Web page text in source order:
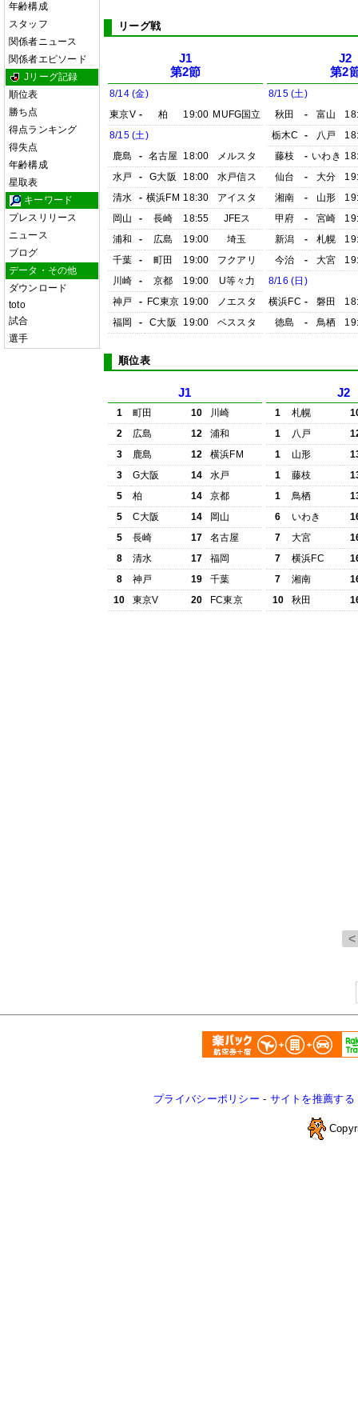
年齢構成
スタッフ
関係者ニュース
関係者エピソード
Jリーグ記録
順位表
勝ち点
得点ランキング
得失点
年齢構成
星取表
キーワード
プレスリリース
ニュース
ブログ
データ・その他
ダウンロード
toto
試合
選手
リーグ戦
J1
第2節
8/14 (金)
東京V - 柏 19:00 MUFG国立
8/15 (土)
鹿島
- 名古屋 18:00
メルスタ
水戸
- G大阪 18:00
水戸信ス
清水
- 横浜FM 18:30
アイスタ
岡山
- 長崎 18:55
JFEス
浦和
- 広島 19:00
埼玉
千葉
- 町田 19:00
フクアリ
川崎
- 京都 19:00
U等々力
神戸
- FC東京 19:00
ノエスタ
福岡
- C大阪 19:00 ベススタ
J2
第2
8/15 (土)
秋田
- 富山
栃木C
- 八戸
藤枝
- いわき
仙台
- 大分
湘南
- 山形
甲府
- 宮崎
新潟
- 札幌
今治
- 大宮
8/16 (日)
横浜FC - 磐田
徳島
- 鳥栖
順位表
J1
1 町田 10
川崎
2
広島 12
浦和
3
鹿島 12
横浜FM
3
G大阪 14
水戸
5
柏 14
京都
5
C大阪 14
岡山
5
長崎 17
名古屋
8
清水 17
福岡
8
神戸 19
千葉
10
東京V 20 FC東京
J2
1 札幌
1
八戸
1
山形
1
藤枝
1
鳥栖
6
いわき
7
大宮
7
横浜FC
7
湘南
10
秋田
プライバシーポリシー - サイトを推薦する